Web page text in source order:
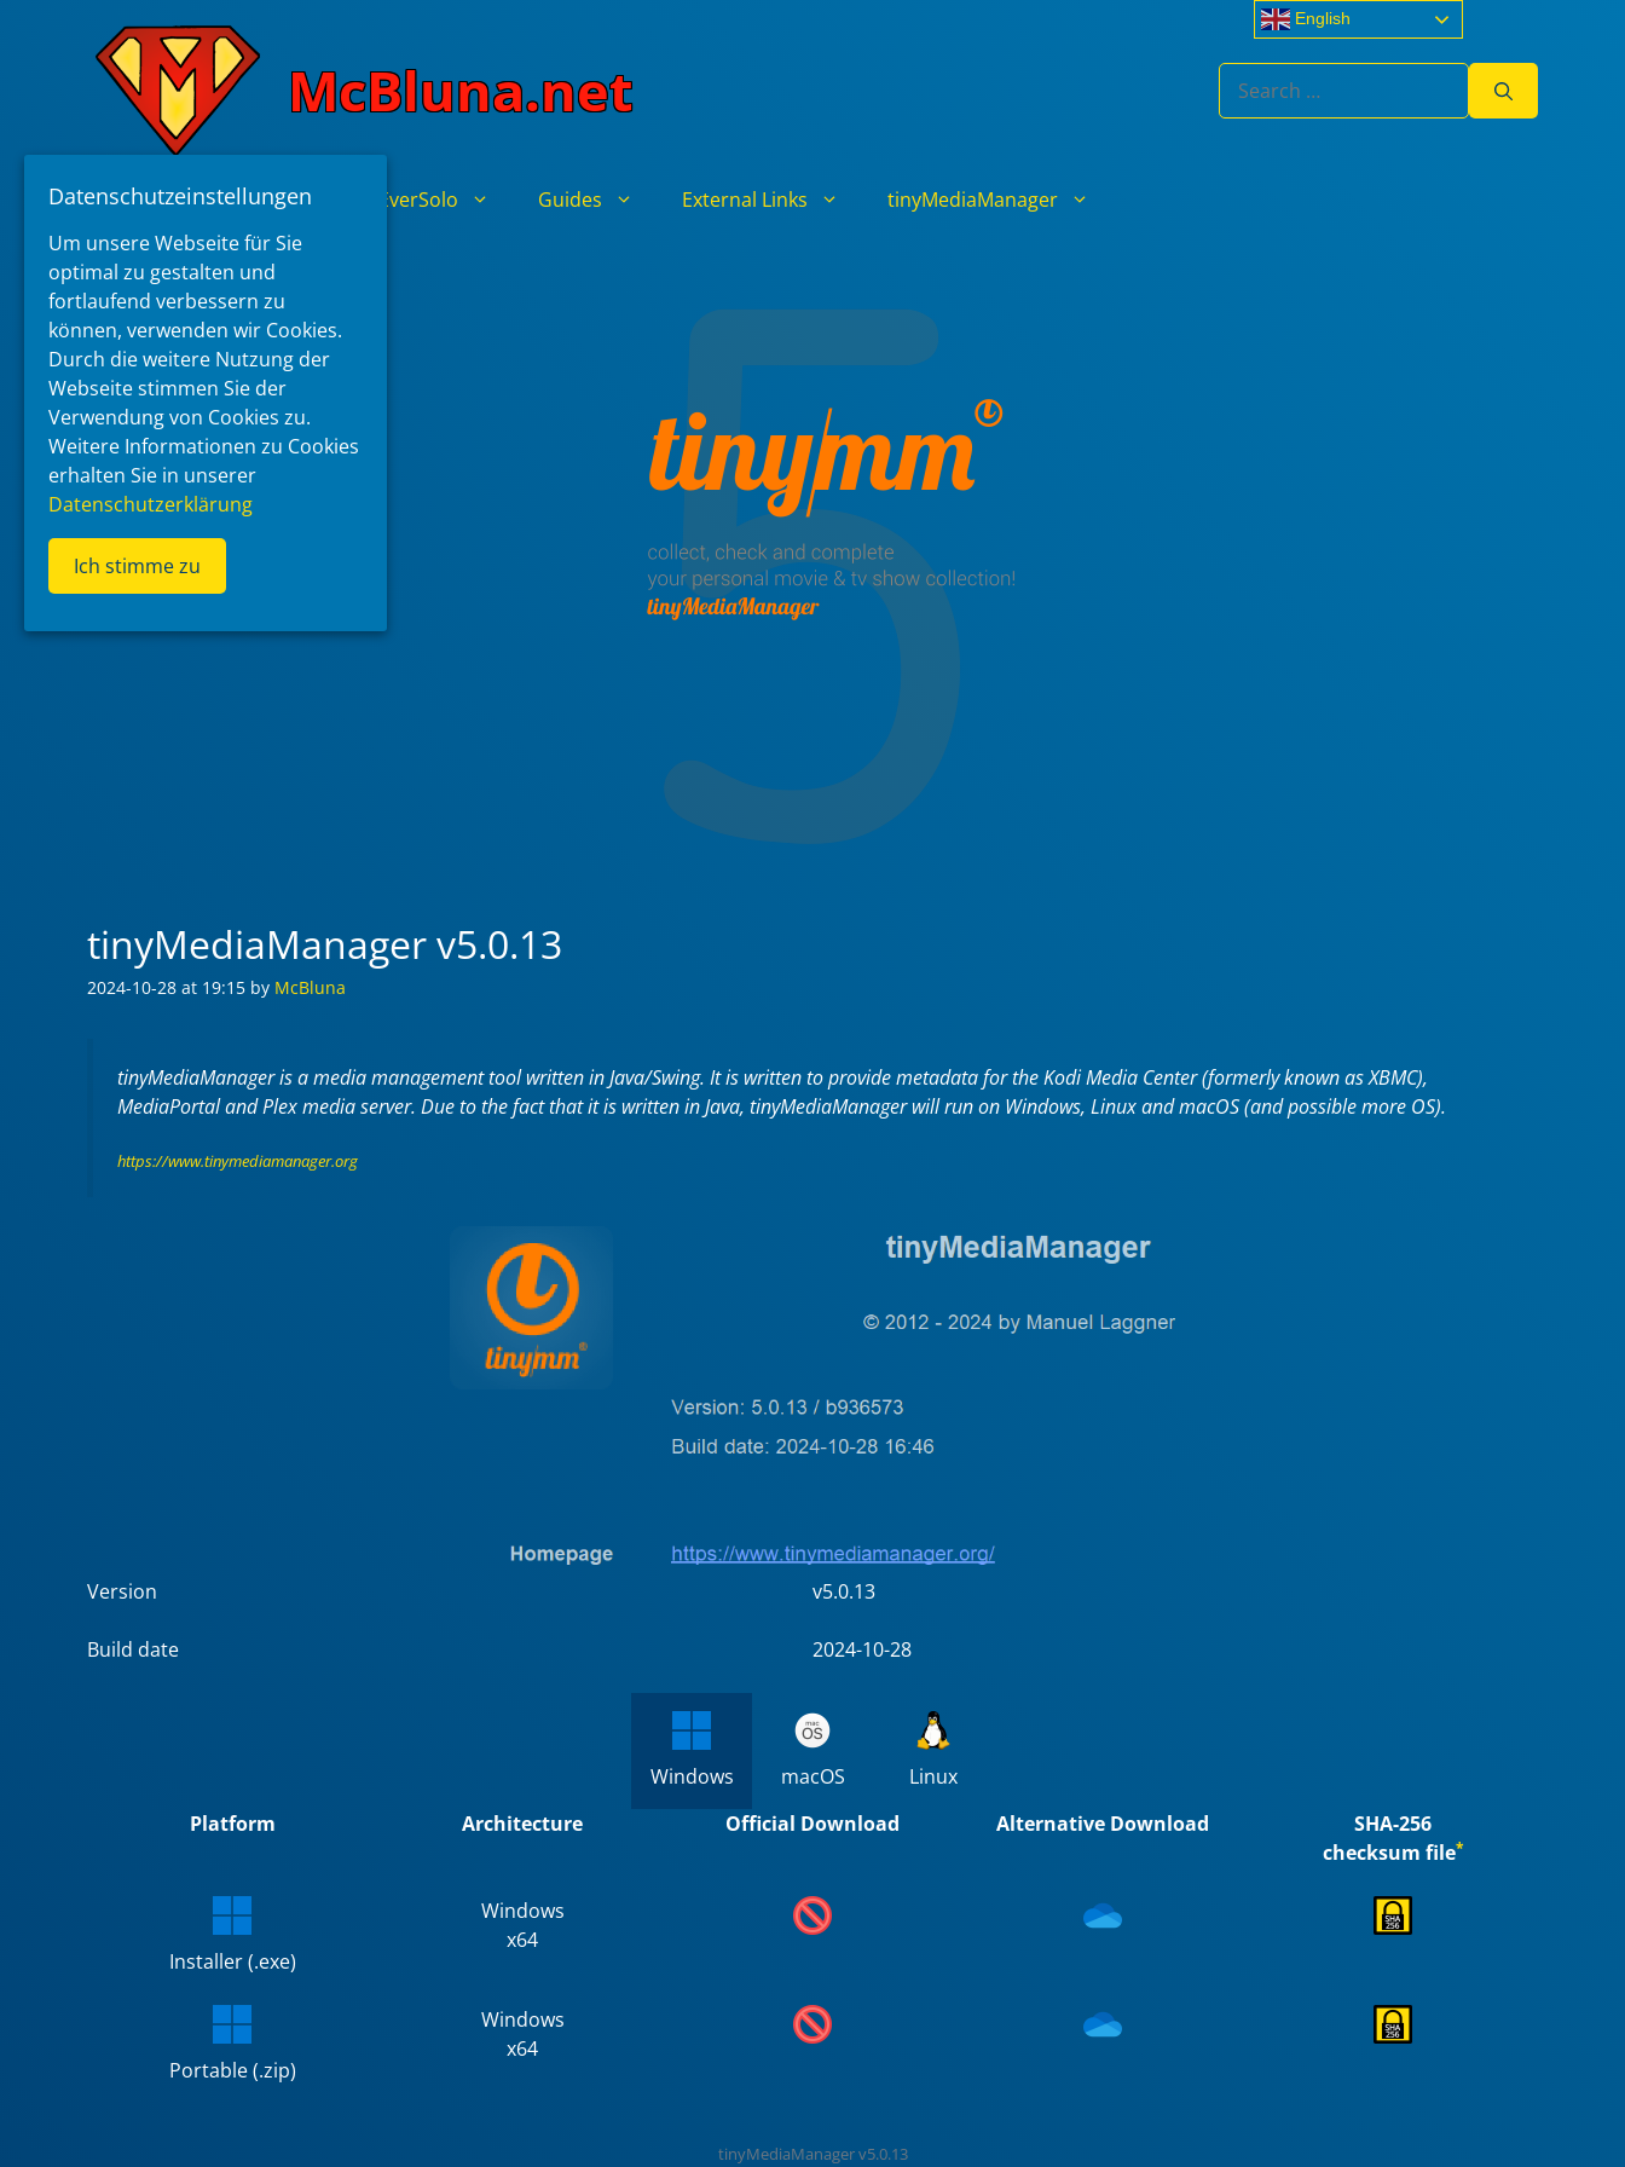
McBluna.net
Search
for:
Home Zidoo EverSolo Guides External Links tinyMediaManager
tinyMediaManager v5.0.13
2024-10-28 at 19:15 by McBluna
tinyMediaManager is a media management tool written in Java/Swing. It is written to provide metadata for the Kodi Media Center (formerly known as XBMC),
MediaPortal and Plex media server. Due to the fact that it is written in Java, tinyMediaManager will run on Windows, Linux and macOS (and possible more OS).
https://www.tinymediamanager.org
Version v5.0.13
Build date 2024-10-28
Windows macOS
Linux
Platform
Architecture Official Download Alternative Download
SHA-256
checksum file*
Installer (.exe)
Windows
x64
Portable (.zip)
Windows
x64
tinyMediaManager v5.0.13
English
Datenschutzeinstellungen
Um unsere Webseite für Sie
optimal zu gestalten und
fortlaufend verbessern zu
können, verwenden wir Cookies.
Durch die weitere Nutzung der
Webseite stimmen Sie der
Verwendung von Cookies zu.
Weitere Informationen zu Cookies
erhalten Sie in unserer
Datenschutzerklärung
Ich stimme zu